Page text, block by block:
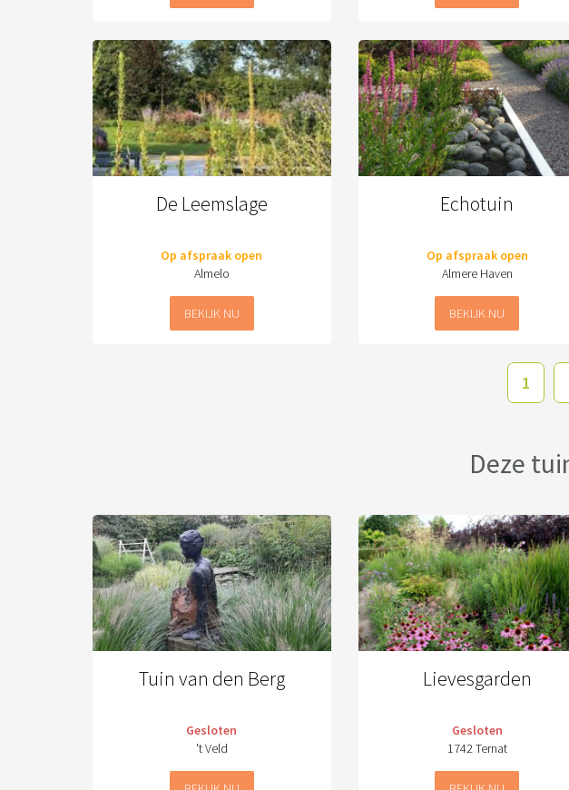
De Leemslage
Op afspraak open
Almelo
BEKIJK NU
Echotuin
Op afspraak open
Almere Haven
BEKIJK NU
1
Deze
Tuin van den Berg
Gesloten
't Veld
Lievesgarden
Gesloten
1742 Ternat